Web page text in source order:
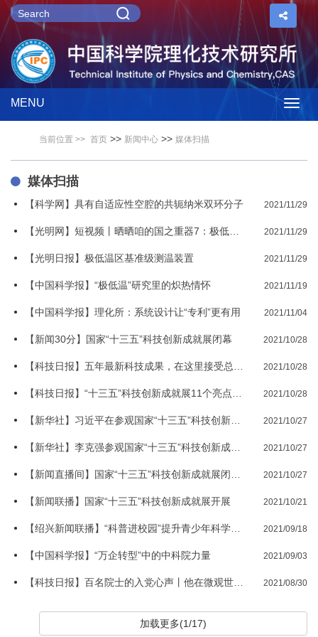
MENU
当前位置 >> 首页 >> 新闻中心 >> 媒体扫描
媒体扫描
【科学网】具有自适应性空腔的共轭纳米双环分子 2021/11/29
2021/11/29
【光明日报】极低温区基准级测温装置 2021/11/29
【中国科学报】“极低温”研究里的炽热情怀 2021/11/19
【中国科学报】理化所：系统设计让“专利”更有用 2021/11/04
【新闻30分】国家“十三五”科技创新成就展闭幕 2021/10/28
2021/10/28
2021/10/28
2021/10/27
2021/10/27
2021/10/27
【新闻联播】国家“十三五”科技创新成就展开展 2021/10/21
2021/09/18
【中国科学报】“万企转型”中的中科院力量 2021/09/03
2021/08/30
加载更多(1/17)